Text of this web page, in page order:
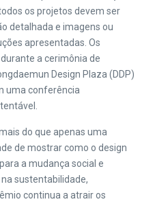
os projetos devem ser
detalhada e imagens ou
apresentadas. Os
a cerimônia de
Design Plaza (DDP)
uma conferência
do que apenas uma
de mostrar como o design
a mudança social e
sustentabilidade,
continua a atrair os